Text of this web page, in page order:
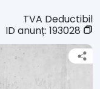
TVA Deductibil
ID anunț: 193028